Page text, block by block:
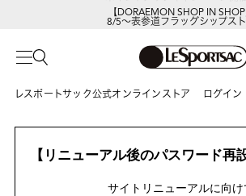
【DORAEMON SHOP IN SHOP
8/5～表参道フラッグシップス
レスポートサック公式オンラインストア ログイン
【リニューアル後のパスワード再
サイトリニューアルに向け